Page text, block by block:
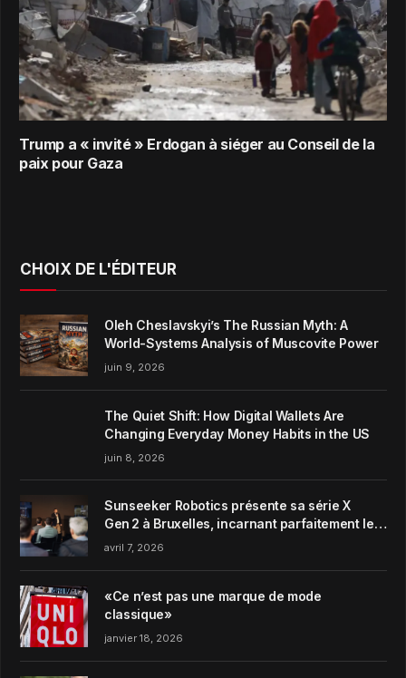
Trump a « invité » Erdogan à siéger au Conseil de la
paix pour Gaza
CHOIX DE L'ÉDITEUR
Oleh Cheslavskyi’s The Russian Myth: A
World-Systems Analysis of Muscovite Power
juin 9, 2026
The Quiet Shift: How Digital Wallets Are
Changing Everyday Money Habits in the US
juin 8, 2026
Sunseeker Robotics présente sa série X
Gen 2 à Bruxelles, incarnant parfaitement le
concept de Garden Harmony de la marque
avril 7, 2026
«Ce n’est pas une marque de mode
classique»
janvier 18, 2026